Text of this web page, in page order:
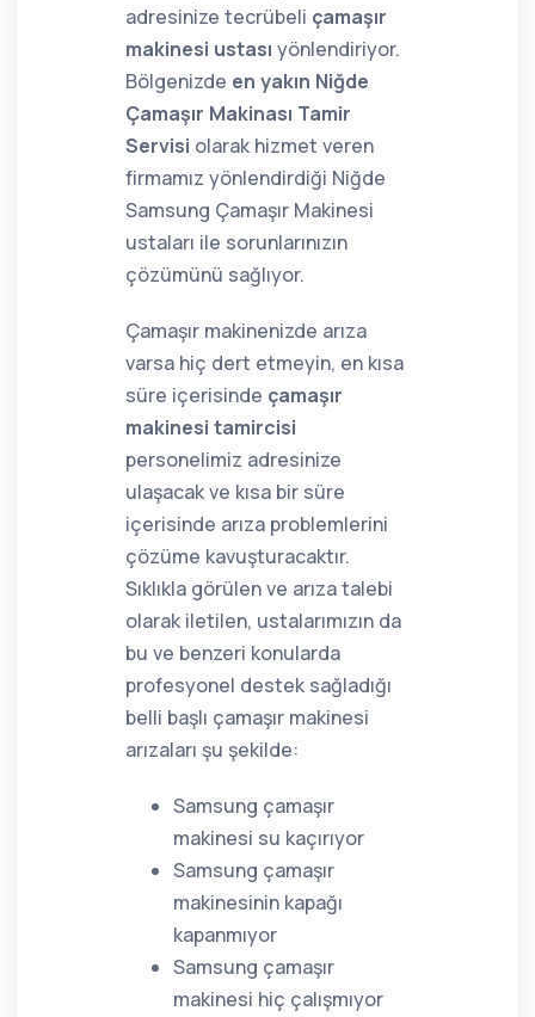
adresinize tecrübeli çamaşır
makinesi ustası yönlendiriyor.
Bölgenizde en yakın Niğde
Çamaşır Makinası Tamir
Servisi olarak hizmet veren
firmamız yönlendirdiği Niğde
Samsung Çamaşır Makinesi
ustaları ile sorunlarınızın
çözümünü sağlıyor.
Çamaşır makinenizde arıza
varsa hiç dert etmeyin, en kısa
süre içerisinde çamaşır
makinesi tamircisi
personelimiz adresinize
ulaşacak ve kısa bir süre
içerisinde arıza problemlerini
çözüme kavuşturacaktır.
Sıklıkla görülen ve arıza talebi
olarak iletilen, ustalarımızın da
bu ve benzeri konularda
profesyonel destek sağladığı
belli başlı çamaşır makinesi
arızaları şu şekilde:
Samsung çamaşır
makinesi su kaçırıyor
Samsung çamaşır
makinesinin kapağı
kapanmıyor
Samsung çamaşır
makinesi hiç çalışmıyor